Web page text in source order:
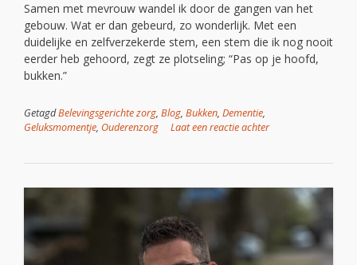
Samen met mevrouw wandel ik door de gangen van het
gebouw. Wat er dan gebeurd, zo wonderlijk. Met een
duidelijke en zelfverzekerde stem, een stem die ik nog nooit
eerder heb gehoord, zegt ze plotseling; “Pas op je hoofd,
bukken.”
GetagdBelevingsgerichte zorg, Blog, Bukken, Dementie,
Geluksmomentje, Ouderenzorg Laat een reactie achter